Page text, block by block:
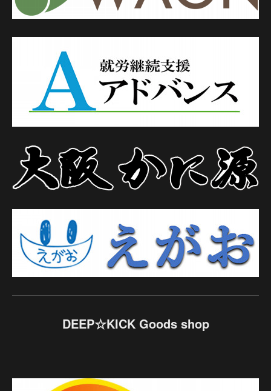
DEEP☆KICK Goods shop